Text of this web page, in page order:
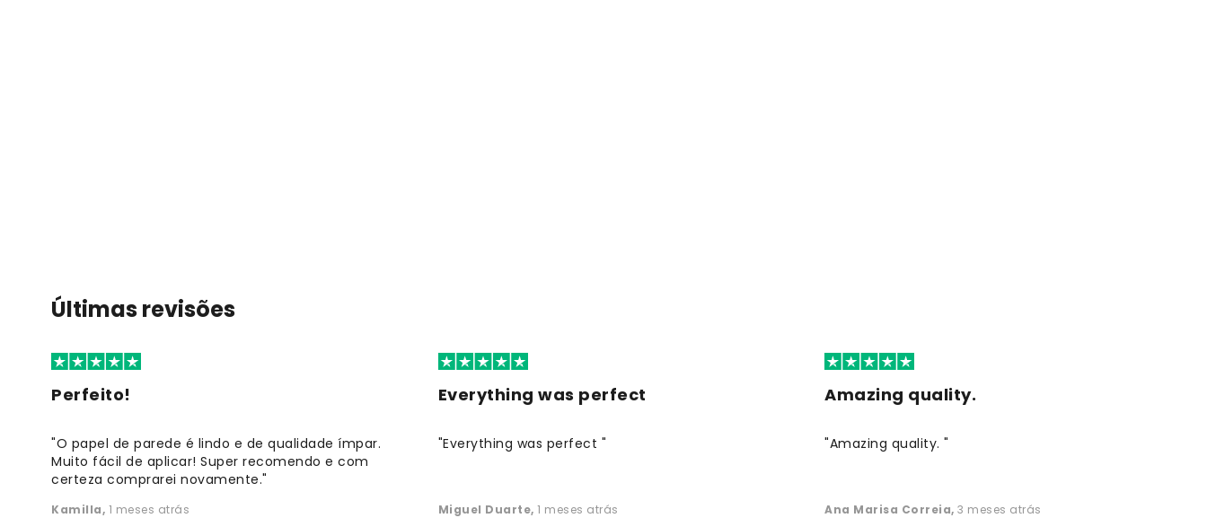
Últimas revisões
Perfeito!
"O papel de parede é lindo e de qualidade ímpar.
Muito fácil de aplicar! Super recomendo e com
certeza comprarei novamente."
Kamilla, 1 meses atrás
Everything was perfect
"Everything was perfect "
Miguel Duarte, 1 meses atrás
Amazing quality.
"Amazing quality. "
Ana Marisa Correia, 3 meses atrás